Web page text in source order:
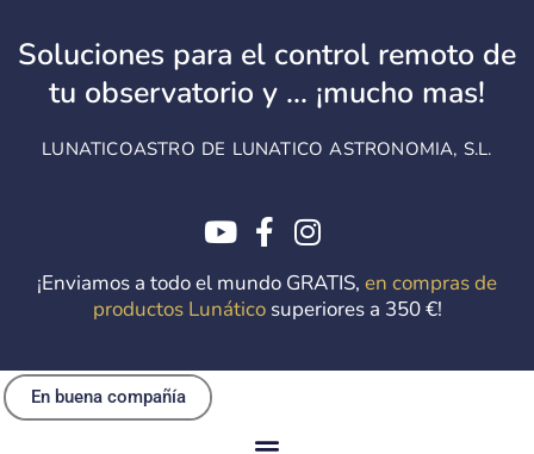
contenido
Soluciones para el control remoto de
tu observatorio y ... ¡mucho mas!
LUNATICOASTRO DE LUNATICO ASTRONOMIA, S.L.
¡Enviamos a todo el mundo GRATIS, en compras de
productos Lunáticosuperiores a 350 €!
En buena compañía